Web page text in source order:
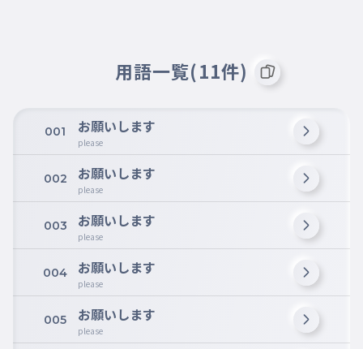
用語一覧(11件)
001 お願いします
please
002 お願いします
please
003 お願いします
please
004 お願いします
please
005 お願いします
please